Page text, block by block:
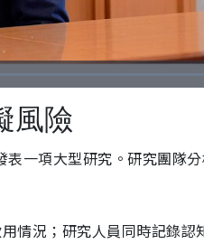
風險
表一項大型研究。研究團隊
情況；研究人員同時記錄認